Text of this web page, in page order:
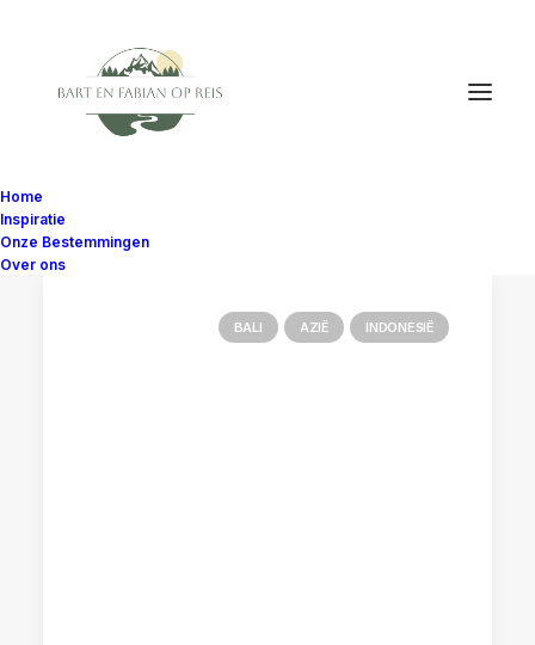
Home
Inspiratie
Onze Bestemmingen
Over ons
BALI AZIË INDONESIË